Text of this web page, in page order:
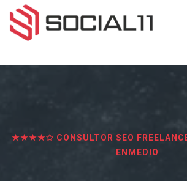
★★★★✩ CONSULTOR SEO
ENMEDIO